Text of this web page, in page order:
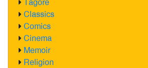
Tagore
Classics
Comics
Cinema
Memoir
Religion